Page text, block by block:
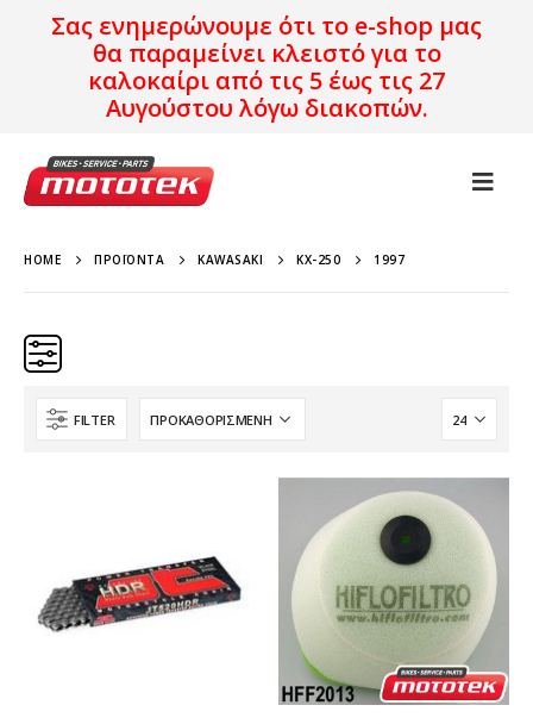
Σας ενημερώνουμε ότι το e-shop μας
θα παραμείνει κλειστό για το
καλοκαίρι από τις 5 έως τις 27
Αυγούστου λόγω διακοπών.
HOME ΠΡΟΪΌΝΤΑ KAWASAKI KX-250 1997
Κατηγορίες
FILTER